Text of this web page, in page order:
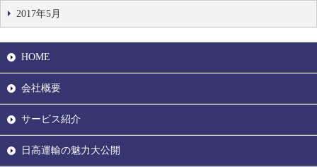
2017年5月
HOME
会社概要
サービス紹介
日高運輸の魅力大公開